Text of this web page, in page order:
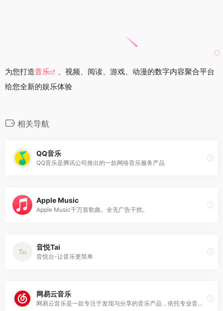
为您打造音乐
、视频、阅读、游戏、动漫的数字内容聚合平台
给您全新的娱乐体验
相关导航
QQ音乐
QQ音乐是腾讯公司推出的一款网络音乐服务产品
‎Apple Music
‎Apple Music千万首歌曲。全无广告干扰。
音悦Tai
音悦台-让音乐更简单
网易云音乐
网易云音乐是一款专注于发现与分享的音乐产品，依托专业音乐人、DJ、好友推荐及社交功能，为用户打造全新的音乐生活。